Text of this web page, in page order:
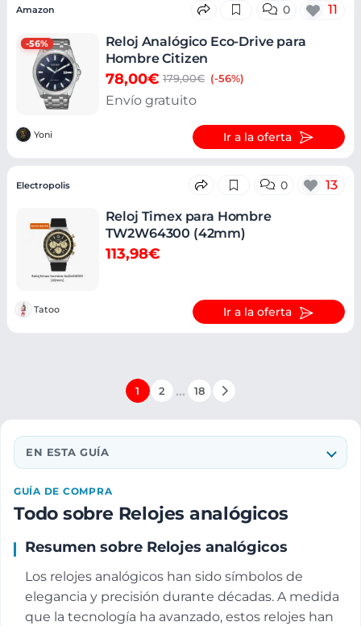
-56%
Amazon 0 11
Reloj Analógico Eco-Drive para
Hombre Citizen
78,00€ 179,00€ (-56%)
Envío gratuito
Yoni Ir a la oferta
Electropolis 0 13
Reloj Timex para Hombre
TW2W64300 (42mm)
113,98€
Tatoo Ir a la oferta
1 2 … 18
EN ESTA GUÍA
GUÍA DE COMPRA
Todo sobre Relojes analógicos
Resumen sobre Relojes analógicos
Los relojes analógicos han sido símbolos de
elegancia y precisión durante décadas. A medida
que la tecnología ha avanzado, estos relojes han